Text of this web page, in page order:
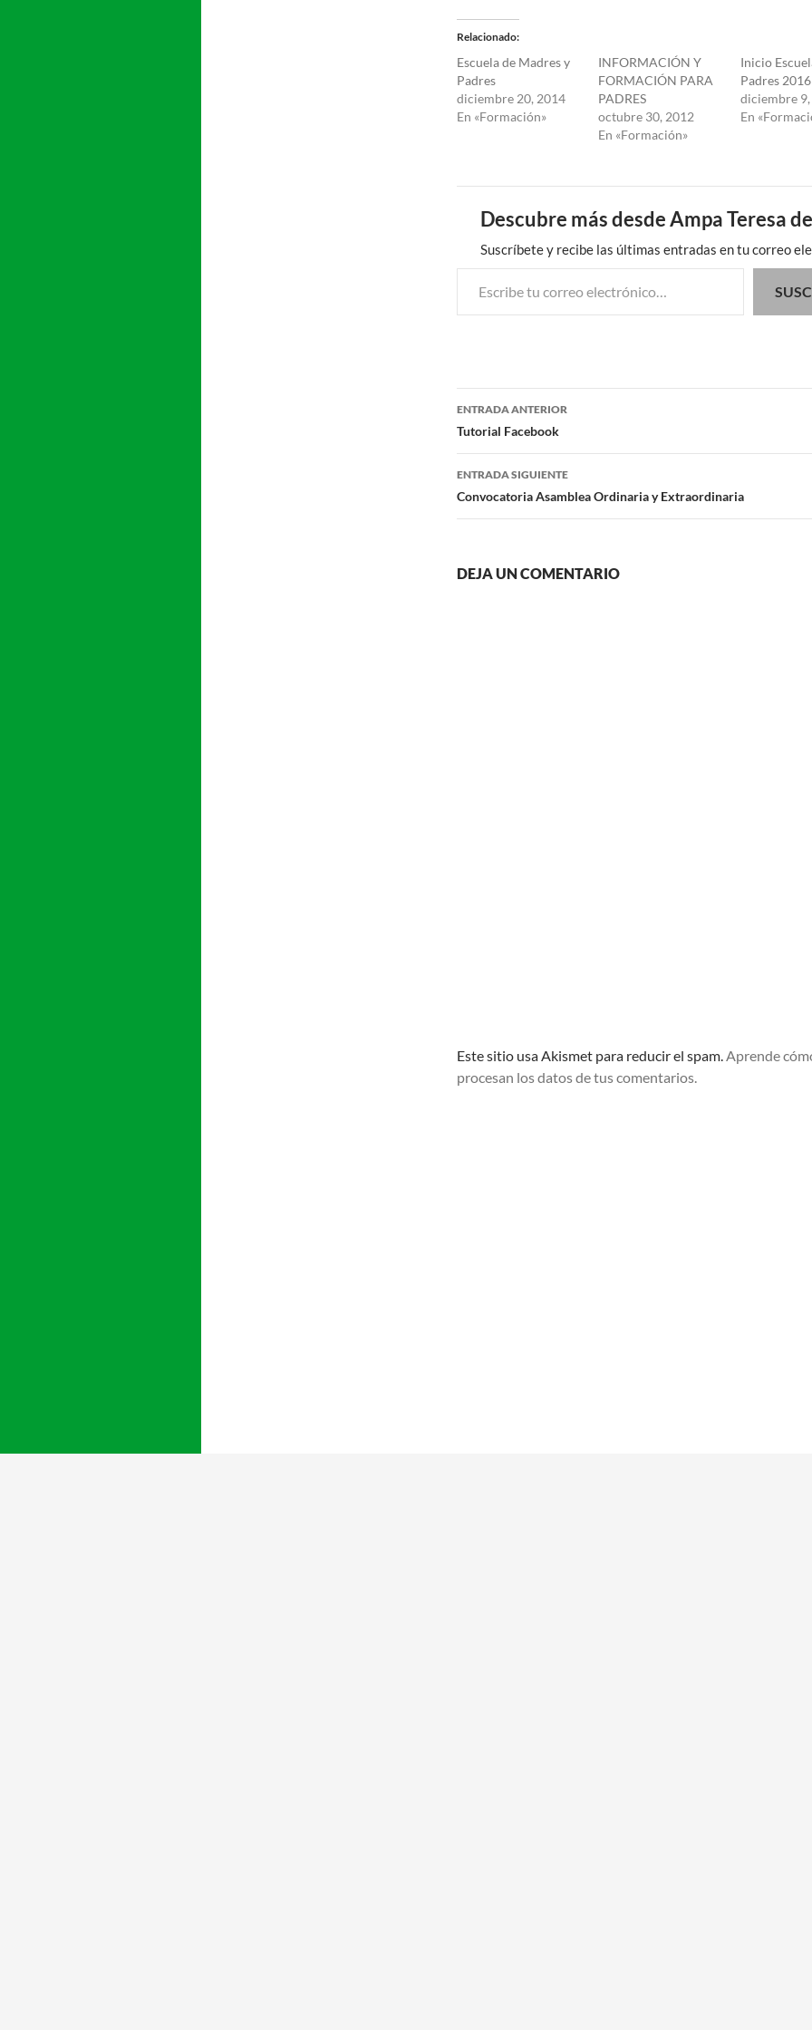
Relacionado
Escuela de Madres y
Padres
diciembre 20, 2014
En «Formación»
INFORMACIÓN Y
FORMACIÓN PARA
PADRES
octubre 30, 2012
En «Formación»
Inicio
Padres 2016
diciembre
En
Descubre más desde Ampa Teresa
Suscríbete y recibe las últimas entradas en tu correo
Escribe tu correo electrónico…
Navegación
de
entradas
ENTRADA ANTERIOR
Tutorial Facebook
ENTRADA SIGUIENTE
Convocatoria Asamblea Ordinaria y Extraordinaria
DEJA UN COMENTARIO
Este sitio usa Akismet para reducir el spam.Aprende
procesan los datos de tus comentarios.